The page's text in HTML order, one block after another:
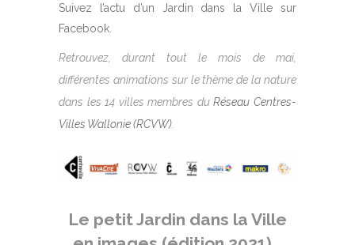
Suivez l’actu d’un Jardin dans la Ville sur
Facebook
Retrouvez, durant tout le mois de mai,
différentes animations sur le thème de la nature
dans les 14 villes membres duRéseau Centres-
Villes Wallonie (RCVW)
Le petit Jardin dans la Ville